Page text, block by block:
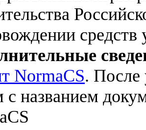
средств
NormaCS. После
с названием